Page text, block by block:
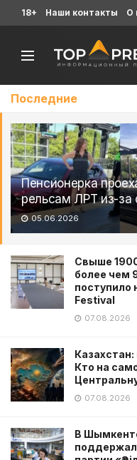
Последние
Пенсионерка
рельсам ЛРТ из-за
05.06.2026
Свыше
более чем
поступило
Festival
07.08.2026
Кто на
07.08.2026
В
18+ Наши контакты О